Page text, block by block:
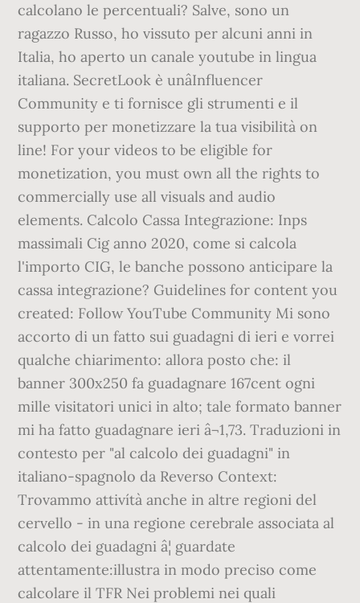
calcolano le percentuali? Salve, sono un
ragazzo Russo, ho vissuto per alcuni anni in
Italia, ho aperto un canale youtube in lingua
italiana. SecretLook è unâInfluencer
Community e ti fornisce gli strumenti e il
supporto per monetizzare la tua visibilità on
line! For your videos to be eligible for
monetization, you must own all the rights to
commercially use all visuals and audio
elements. Calcolo Cassa Integrazione: Inps
massimali Cig anno 2020, come si calcola
l'importo CIG, le banche possono anticipare la
cassa integrazione? Guidelines for content you
created: Follow YouTube Community Mi sono
accorto di un fatto sui guadagni di ieri e vorrei
qualche chiarimento: allora posto che: il
banner 300x250 fa guadagnare 167cent ogni
mille visitatori unici in alto; tale formato banner
mi ha fatto guadagnare ieri â¬1,73. Traduzioni in
contesto per "al calcolo dei guadagni" in
italiano-spagnolo da Reverso Context:
Trovammo attivítà anche in altre regioni del
cervello - in una regione cerebrale associata al
calcolo dei guadagni â¦ guardate
attentamente:illustra in modo preciso come
calcolare il TFR Nei problemi nei quali